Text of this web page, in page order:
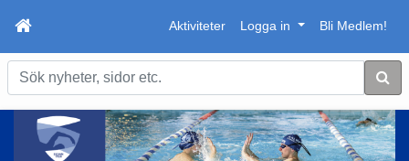
Aktiviteter Logga in Bli Medlem!
Sök